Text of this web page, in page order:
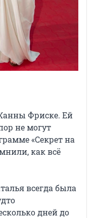
Фриске. Ей
не могут
«Секрет на
как всё
всегда была
дней до